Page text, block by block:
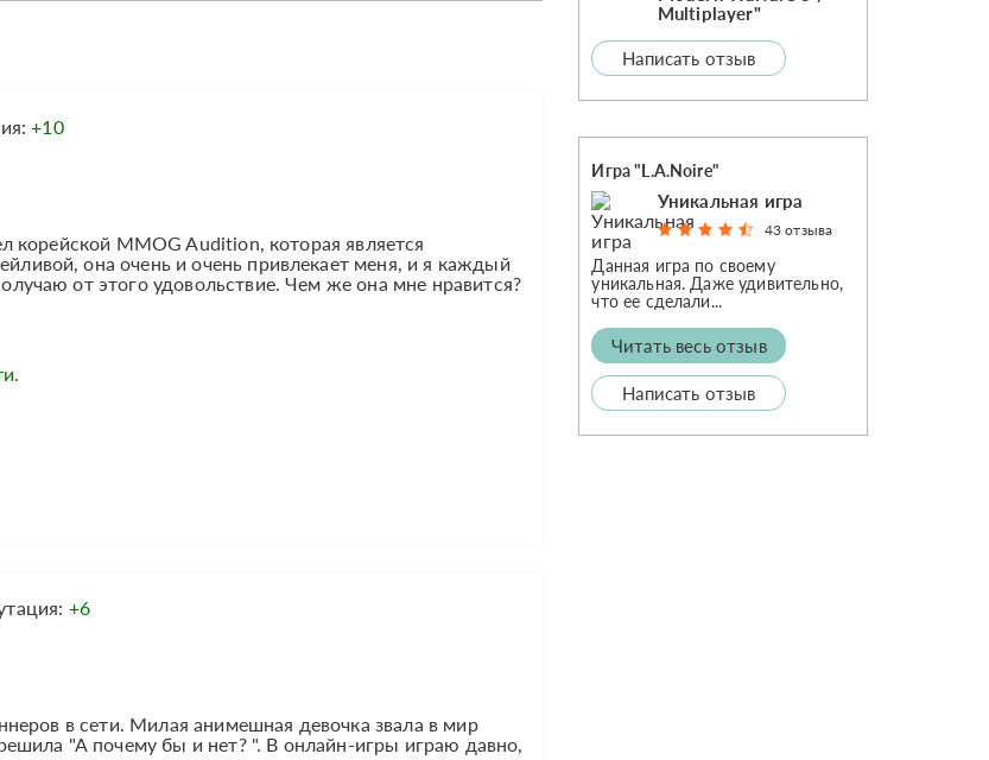
+10
корейской MMOG Audition, которая является
она очень и очень привлекает меня, и я каждый
от этого удовольствие. Чем же она мне нравится?
+6
в сети. Милая анимешная девочка звала в мир
"А почему бы и нет? ". В онлайн-игры играю давно,
Multiplayer"
Написать отзыв
Игра "L.A.Noire"
Уникальная игра
43 отзыва
Данная игра по своему
уникальная. Даже удивительно,
что ее сделали...
Читать весь отзыв
Написать отзыв